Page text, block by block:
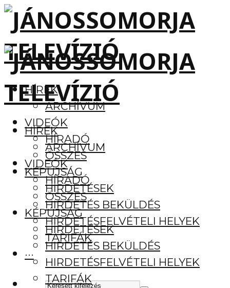
HÍREK
ARCHÍVUM
VIDEÓK
HÍRADÓ
ÖSSZES
KÉPÚJSÁG
HIRDETÉSEK
HIRDETÉS BEKÜLDÉS
HIRDETÉSFELVÉTELI HELYEK
TARIFÁK
···
HÍREK
ARCHÍVUM
VIDEÓK
HÍRADÓ
ÖSSZES
KÉPÚJSÁG
HIRDETÉSEK
HIRDETÉS BEKÜLDÉS
HIRDETÉSFELVÉTELI HELYEK
TARIFÁK